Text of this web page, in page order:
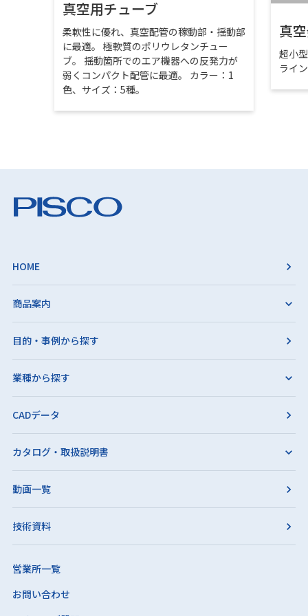
真空用チューブ
柔軟性に優れ、真空配管の稼動部・揺動部
に最適。 極軟質のポリウレタンチュー
ブ。 揺動箇所でのエア機器への反発力が
弱くコンパクト配管に最適。 カラー：1
色、サイズ：5種。
真
超小
ライ
HOME
商品案内
目的・事例から探す
業種から探す
CADデータ
カタログ・取扱説明書
動画一覧
技術資料
営業所一覧
お問い合わせ